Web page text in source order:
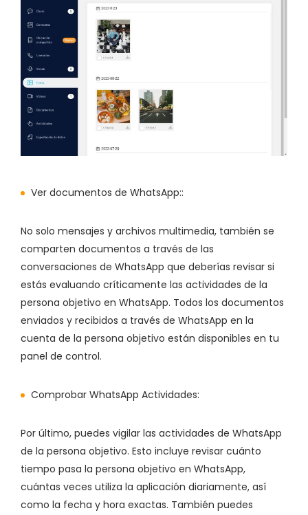
Ver documentos de WhatsApp::
No solo mensajes y archivos multimedia, también se
comparten documentos a través de las
conversaciones de WhatsApp que deberías revisar si
estás evaluando críticamente las actividades de la
persona objetivo en WhatsApp. Todos los documentos
enviados y recibidos a través de WhatsApp en la
cuenta de la persona objetivo están disponibles en tu
panel de control.
Comprobar WhatsApp Actividades:
Por último, puedes vigilar las actividades de WhatsApp
de la persona objetivo. Esto incluye revisar cuánto
tiempo pasa la persona objetivo en WhatsApp,
cuántas veces utiliza la aplicación diariamente, así
como la fecha y hora exactas. También puedes